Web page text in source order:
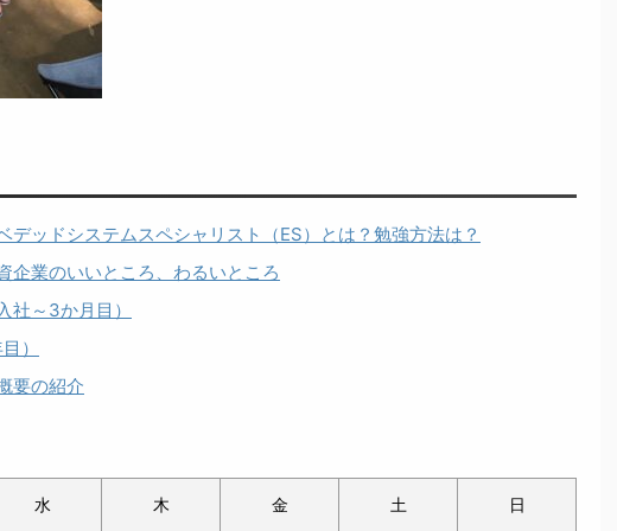
デッドシステムスペシャリスト（ES）とは？勉強方法は？
企業のいいところ、わるいところ
社～3か月目）
）
要の紹介
水 木 金 土 日